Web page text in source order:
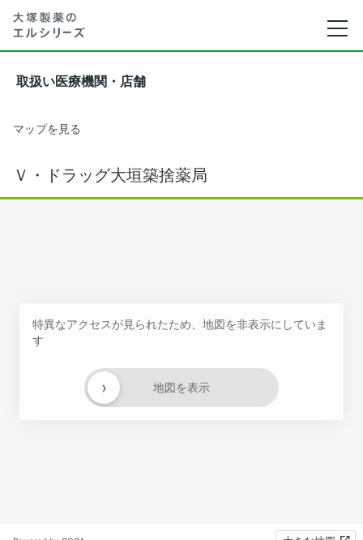
取扱い医療機関・店舗
マップを見る
Ｖ・ドラッグ大垣築捨薬局
特異なアクセスが見られたため、地図を非表示にしていま
す
地図を表示
›